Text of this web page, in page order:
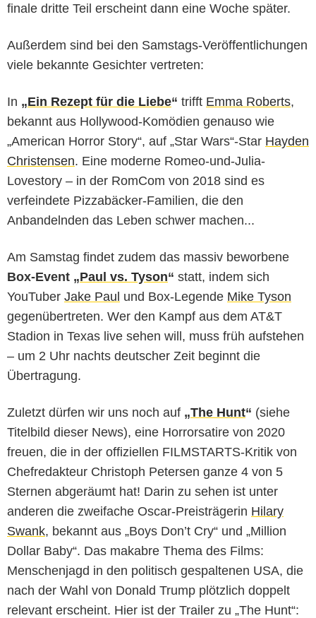
finale dritte Teil erscheint dann eine Woche später.
Außerdem sind bei den Samstags-Veröffentlichungen
viele bekannte Gesichter vertreten:
In „Ein Rezept für die Liebe“ trifft Emma Roberts,
bekannt aus Hollywood-Komödien genauso wie
„American Horror Story“, auf „Star Wars“-Star Hayden
Christensen. Eine moderne Romeo-und-Julia-
Lovestory – in der RomCom von 2018 sind es
verfeindete Pizzabäcker-Familien, die den
Anbandelnden das Leben schwer machen...
Am Samstag findet zudem das massiv beworbene
Box-Event „Paul vs. Tyson“ statt, indem sich
YouTuber Jake Paul und Box-Legende Mike Tyson
gegenübertreten. Wer den Kampf aus dem AT&T
Stadion in Texas live sehen will, muss früh aufstehen
– um 2 Uhr nachts deutscher Zeit beginnt die
Übertragung.
Zuletzt dürfen wir uns noch auf „The Hunt“ (siehe
Titelbild dieser News), eine Horrorsatire von 2020
freuen, die in der offiziellen FILMSTARTS-Kritik von
Chefredakteur Christoph Petersen ganze 4 von 5
Sternen abgeräumt hat! Darin zu sehen ist unter
anderen die zweifache Oscar-Preisträgerin Hilary
Swank, bekannt aus „Boys Don’t Cry“ und „Million
Dollar Baby“. Das makabre Thema des Films:
Menschenjagd in den politisch gespaltenen USA, die
nach der Wahl von Donald Trump plötzlich doppelt
relevant erscheint. Hier ist der Trailer zu „The Hunt“: